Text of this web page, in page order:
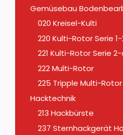
Gemüsebau
020 Kreisel-Kulti
220 Kulti-Rotor Serie
221 Kulti-Rotor Serie
222 Multi-Rotor
225 Tripple Multi-Rotor
Hacktechnik
213 Hackbürste
237 Sternhackgerät